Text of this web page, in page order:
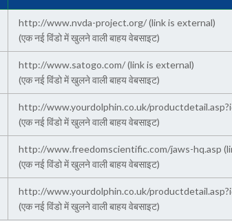
http://www.nvda-project.org/(link is external)
(एक नई विंडो में खुलने वाली बाहय वेबसाइट)
http://www.satogo.com/(link is external)
(एक नई विंडो में खुलने वाली बाहय वेबसाइट)
http://www.yourdolphin.co.uk/
(एक नई विंडो में खुलने वाली बाहय वेबसाइट)
http://www.freedomscientific.com/jaws-hq.asp
(एक नई विंडो में खुलने वाली बाहय वेबसाइट)
http://www.yourdolphin.co.uk/
(एक नई विंडो में खुलने वाली बाहय वेबसाइट)